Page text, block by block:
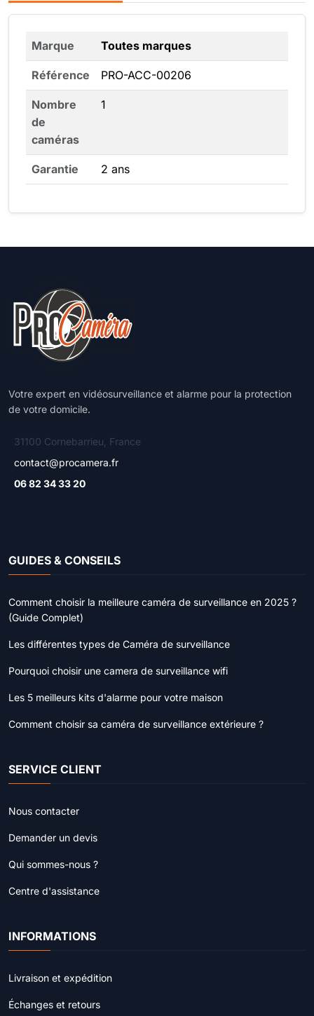
Marque Toutes marques
Référence PRO-ACC-00206
Nombre
de
caméras
1
Garantie 2 ans
Votre expert en vidéosurveillance et alarme pour la protection
de votre domicile.
31100 Cornebarrieu, France
contact@procamera.fr
06 82 34 33 20
GUIDES & CONSEILS
Comment choisir la meilleure caméra de surveillance en 2025 ?
(Guide Complet)
Les différentes types de Caméra de surveillance
Pourquoi choisir une camera de surveillance wifi
Les 5 meilleurs kits d'alarme pour votre maison
Comment choisir sa caméra de surveillance extérieure ?
SERVICE CLIENT
Nous contacter
Demander un devis
Qui sommes-nous ?
Centre d'assistance
INFORMATIONS
Livraison et expédition
Échanges et retours